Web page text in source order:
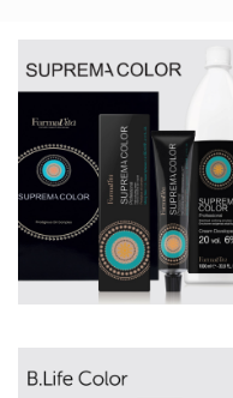
ACCESORII
KITURI PROMO PT SALOANE
KOLESTON
L`OREAL PROFESSIONNEL
MILK SHAKE
WELLA PROFESSIONALS